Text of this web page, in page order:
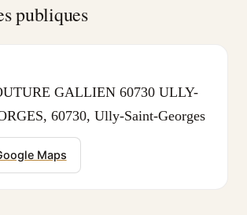
publiques
GALLIEN 60730 ULLY-
60730, Ully-Saint-Georges
Maps